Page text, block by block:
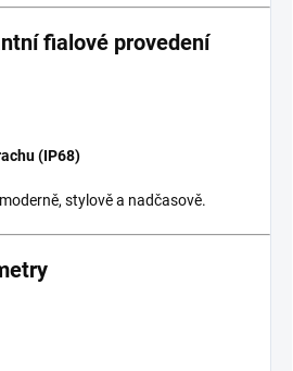
fialové provedení
(IP68)
stylově a nadčasově.